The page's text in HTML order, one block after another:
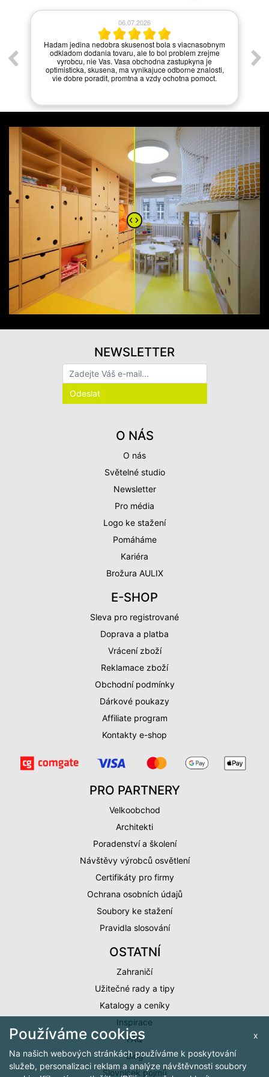
06.07.2026
Hadam jedina nedobra skusenost bola s viacnasobnym
odkladom dodania tovaru, ale to bol problem zrejme
vyrobcu, nie Vas. Vasa obchodna zastupkyna je
optimisticka, skusena, ma vynikajuce odborne znalosti,
vie dobre poradit, promtna a vzdy ochotna pomoct.
O NÁS
O nás
Světelné studio
Newsletter
Pro média
Logo ke stažení
Pomáháme
Kariéra
Brožura AULIX
E-SHOP
Sleva pro registrované
Doprava a platba
Vrácení zboží
Reklamace zboží
Obchodní podmínky
Dárkové poukazy
Affiliate program
Kontakty e-shop
PRO PARTNERY
Velkoobchod
Architekti
Poradenství a školení
Návštěvy výrobců osvětlení
Certifikáty pro firmy
Ochrana osobních údajů
Soubory ke stažení
Pravidla slosování
OSTATNÍ
Zahraničí
Užitečné rady a tipy
Katalogy a ceníky
Inspirace
FAQ
Blog
Slovníček pojmů
NEWSLETTER
x
Používáme cookies
Na našich webových stránkách používáme k poskytování
služeb, personalizaci reklam a analýze návštěvnosti soubory